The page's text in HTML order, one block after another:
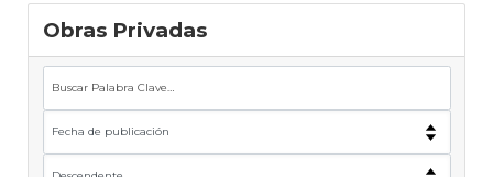
Obras Privadas